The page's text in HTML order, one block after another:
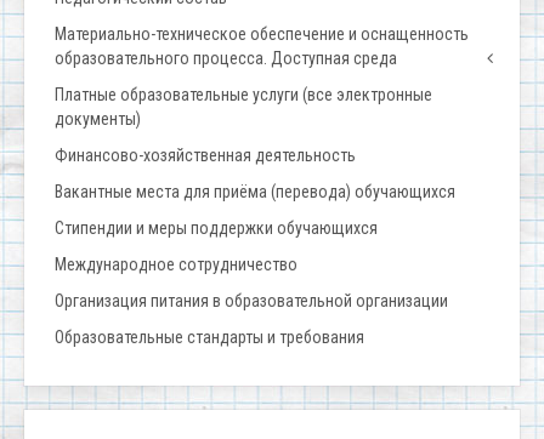
Материально-техническое обеспечение и оснащенность
образовательного процесса. Доступная среда
Платные образовательные услуги (все электронные
документы)
Финансово-хозяйственная деятельность
Вакантные места для приёма (перевода) обучающихся
Стипендии и меры поддержки обучающихся
Международное сотрудничество
Организация питания в образовательной организации
Образовательные стандарты и требования